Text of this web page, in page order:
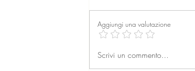
La professione dell’agente
Aggiungi una valutazione
Scrivi un commento...